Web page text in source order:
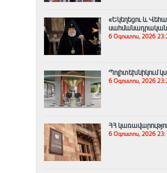
«Եկեղեցու և
սահմանադրական
6 Օգոստոս, 2026
Պոլիտեխնիկում
6 Օգոստոս, 2026
ՀՀ
6 Օգոստոս, 2026